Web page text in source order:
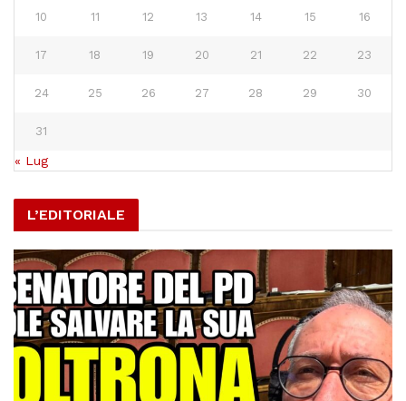
10 11 12 13 14 15 16
17 18 19 20 21 22 23
24 25 26 27 28 29 30
31
« Lug
L’EDITORIALE